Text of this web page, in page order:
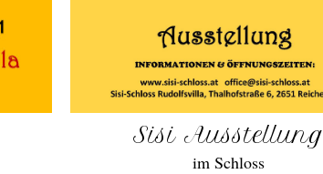
Sisi Ausstellung
im Schloss